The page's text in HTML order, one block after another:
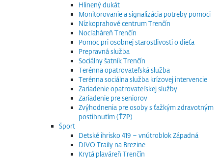
Hlinený dukát
Monitorovanie a signalizácia potreby pomoci
Nízkoprahové centrum Trenčín
Nocľaháreň Trenčín
Pomoc pri osobnej starostlivosti o dieťa
Prepravná služba
Sociálny šatník Trenčín
Terénna opatrovateľská služba
Terénna sociálna služba krízovej intervencie
Zariadenie opatrovateľskej služby
Zariadenie pre seniorov
Zvýhodnenia pre osoby s ťažkým zdravotným
postihnutím (ŤZP)
Šport
Detské ihrisko 419 – vnútroblok Západná
DIVO Traily na Brezine
Krytá plaváreň Trenčín